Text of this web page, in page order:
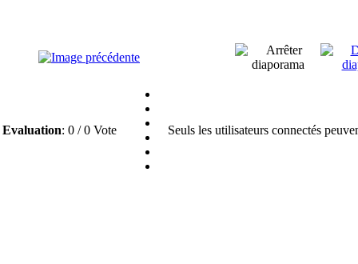
Evaluation: 0 / 0 Vote Seuls les utilisateurs connectés